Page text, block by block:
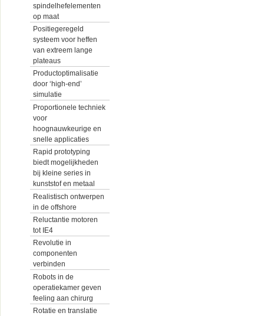
spindelhefelementen
op maat
Positiegeregeld
systeem voor heffen
van extreem lange
plateaus
Productoptimalisatie
door ‘high-end’
simulatie
Proportionele techniek
voor
hoognauwkeurige en
snelle applicaties
Rapid prototyping
biedt mogelijkheden
bij kleine series in
kunststof en metaal
Realistisch ontwerpen
in de offshore
Reluctantie motoren
tot IE4
Revolutie in
componenten
verbinden
Robots in de
operatiekamer geven
feeling aan chirurg
Rotatie en translatie